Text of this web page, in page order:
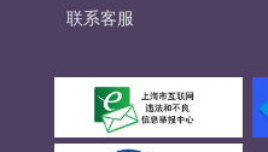
联系客服